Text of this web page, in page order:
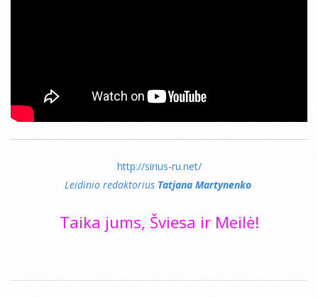
http://sirius-ru.net/
Leidinio redaktorius Tatjana Martynenko
Taika jums, Šviesa ir Meilė!